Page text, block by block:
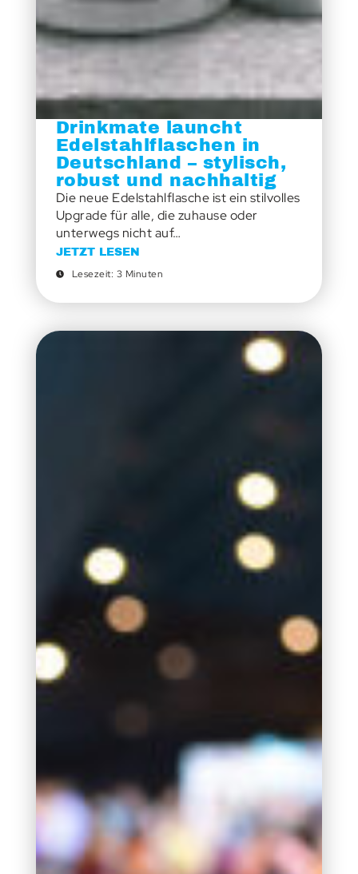
Drinkmate launcht
Edelstahlflaschen in
Deutschland – stylisch,
robust und nachhaltig
Die neue Edelstahlflasche ist ein stilvolles
Upgrade für alle, die zuhause oder
unterwegs nicht auf…
JETZT LESEN
Lesezeit: 3 Minuten